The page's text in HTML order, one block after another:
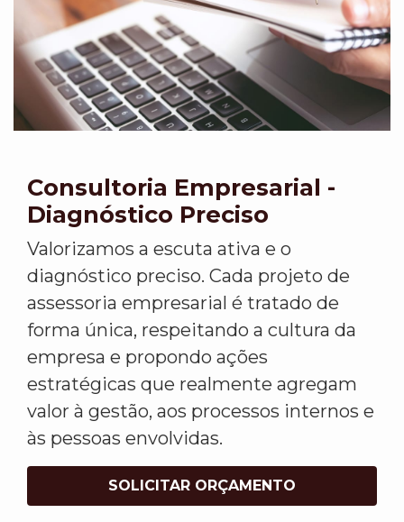
Consultoria Empresarial -
Diagnóstico Preciso
Valorizamos a escuta ativa e o
diagnóstico preciso. Cada projeto de
assessoria empresarial é tratado de
forma única, respeitando a cultura da
empresa e propondo ações
estratégicas que realmente agregam
valor à gestão, aos processos internos e
às pessoas envolvidas.
SOLICITAR ORÇAMENTO